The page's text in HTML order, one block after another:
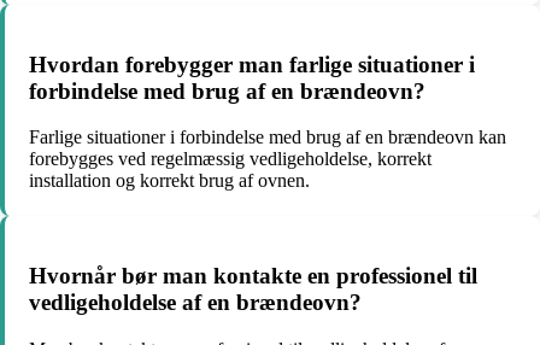
Hvordan forebygger man farlige situationer i
forbindelse med brug af en brændeovn?
Farlige situationer i forbindelse med brug af en brændeovn kan
forebygges ved regelmæssig vedligeholdelse, korrekt
installation og korrekt brug af ovnen.
Hvornår bør man kontakte en professionel til
vedligeholdelse af en brændeovn?